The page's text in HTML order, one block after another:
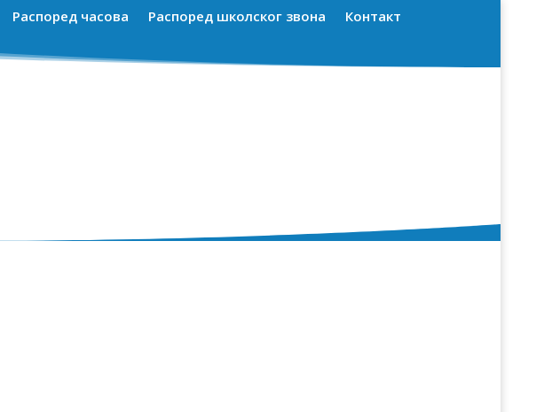
Распоред часова Распоред школског звона Контакт